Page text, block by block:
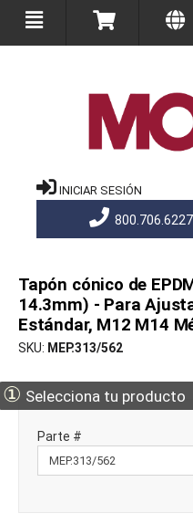
INICIAR SESIÓN
800.706.6227
Tapón cónico de
14.3mm) - Para
Estándar, M12 M14
SKU MEP.313/562
① Selecciona tu producto
Parte #